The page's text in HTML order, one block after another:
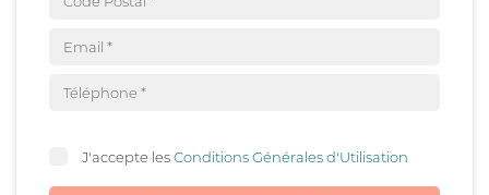
J'accepte lesConditions Générales d'Utilisation